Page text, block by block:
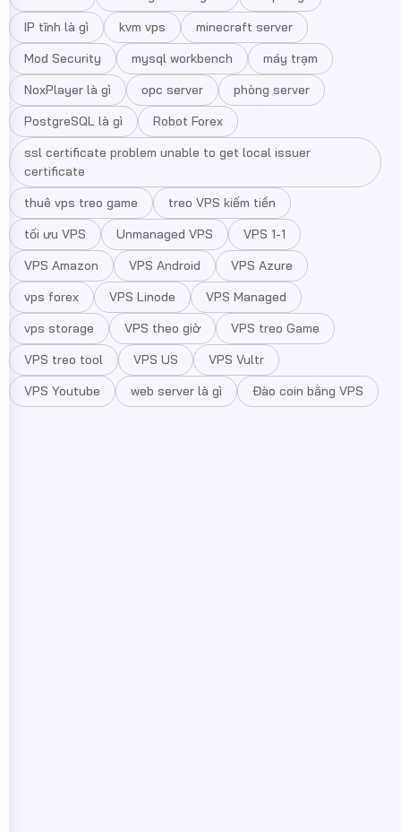
IP tĩnh là gì
kvm vps
minecraft server
Mod Security
mysql workbench
máy trạm
NoxPlayer là gì
opc server
phòng server
PostgreSQL là gì
Robot Forex
ssl certificate problem unable to get local issuer
certificate
thuê vps treo game
treo VPS kiếm tiền
tối ưu VPS
Unmanaged VPS
VPS 1-1
VPS Amazon
VPS Android
VPS Azure
vps forex
VPS Linode
VPS Managed
vps storage
VPS theo giờ
VPS treo Game
VPS treo tool
VPS US
VPS Vultr
VPS Youtube
web server là gì Đào coin bằng VPS